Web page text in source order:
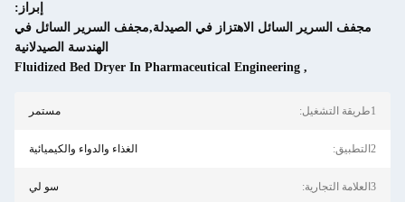
إبراز:
مجفف السرير السائل الاهتزاز في الصيدلة,مجفف السرير السائل في
الهندسة الصيدلانية
Fluidized Bed Dryer In Pharmaceutical Engineering
مستمر
الغذاء والدواء والكيميائية
سو لي